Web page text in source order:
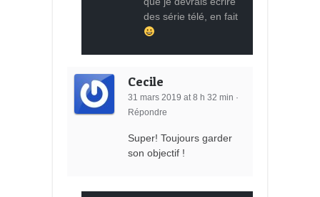
des série télé, en fait
Cecile
31 mars 2019 at 8 h 32 min ·
Répondre
Super! Toujours garder
son objectif !